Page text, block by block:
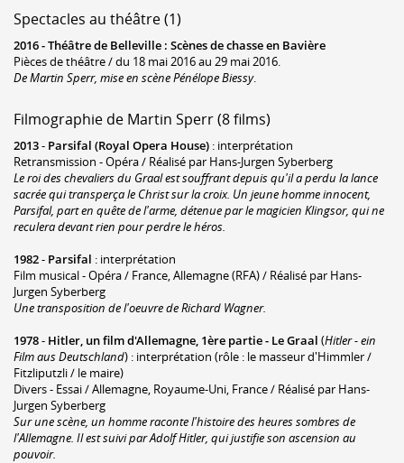
Spectacles au théâtre (1)
2016 -Théâtre de Belleville : Scènes de chasse en Bavière
Pièces de théâtre / du 18 mai 2016 au 29 mai 2016.
De Martin Sperr, mise en scène Pénélope Biessy.
Filmographie de Martin Sperr (8 films)
2013- Parsifal (Royal Opera House) : interprétation
Retransmission - Opéra / Réalisé par Hans-Jurgen Syberberg
Le roi des chevaliers du Graal est souffrant depuis qu'il a perdu la lance
sacrée qui transperça le Christ sur la croix. Un jeune homme innocent,
Parsifal, part en quête de l'arme, détenue par le magicien Klingsor, qui ne
reculera devant rien pour perdre le héros.
1982- Parsifal : interprétation
Film musical - Opéra / France, Allemagne (RFA) / Réalisé par Hans-
Jurgen Syberberg
Une transposition de l'oeuvre de Richard Wagner.
1978- Hitler, un film d'Allemagne, 1ère partie - Le Graal (Hitler - ein
Film aus Deutschland) : interprétation (rôle : le masseur d'Himmler /
Fitzliputzli / le maire)
Divers - Essai / Allemagne, Royaume-Uni, France / Réalisé par Hans-
Jurgen Syberberg
Sur une scène, un homme raconte l'histoire des heures sombres de
l'Allemagne. Il est suivi par Adolf Hitler, qui justifie son ascension au
pouvoir.